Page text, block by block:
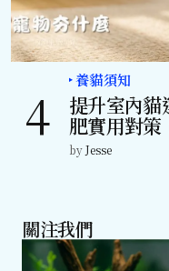
養貓須知
提升室內
肥實用對策
byJesse
關注我們